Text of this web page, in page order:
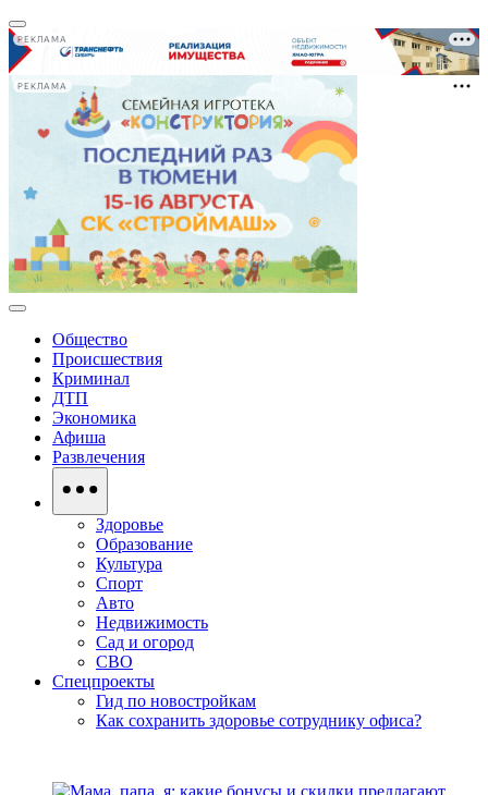
РЕКЛАМА
РЕКЛАМА
Общество
Происшествия
Криминал
ДТП
Экономика
Афиша
Развлечения
Здоровье
Образование
Культура
Спорт
Авто
Недвижимость
Сад и огород
СВО
Спецпроекты
Гид по новостройкам
Как сохранить здоровье сотруднику офиса?